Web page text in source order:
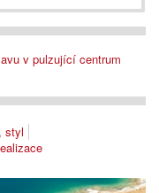
v pulzující centrum
styl